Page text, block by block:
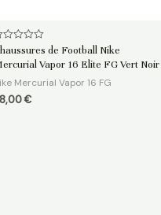
de Football Nike
Vapor 16 Elite FG Vert Noir
Mercurial Vapor 16 FG
€